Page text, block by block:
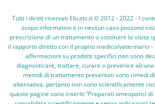
Tutti i diritti riservati Elicats.it © 2012 - 2022 - I
scopo informativo e in nessun caso possono
prescrizione di un trattamento o sostituire la visita
il rapporto diretto con il proprio medico/veterinario -
affermazioni su prodotti specifici non sono
diagnosticare, trattare, curare o prevenire
metodi di trattamento presentati sono rimedi
alternativa, pertanto non sono scientificamente
queste pagine sono inseriti “Preparati omeopatici